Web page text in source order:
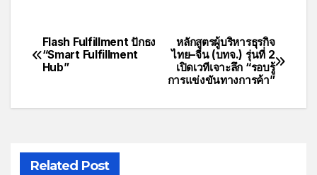
หลักสูตรผู้บริหารธุรกิจ
ไทย–จีน (บทจ.) รุ่นที่ 2
เปิดเวทีเจาะลึก “รอบรู้
การแข่งขันทางการค้า”
Flash Fulfillment ปักธง
“Smart Fulfillment
Hub”
Related Post